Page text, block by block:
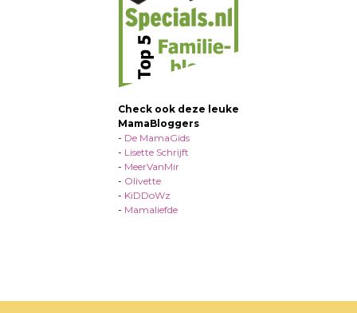
Check ook deze leuke
MamaBloggers
- De MamaGids
- Lisette Schrijft
- MeerVanMir
- Olivette
- KiDDoWz
- Mamaliefde